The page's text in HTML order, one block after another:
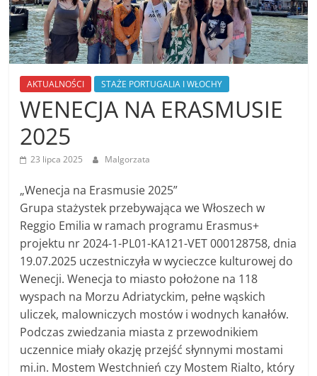
AKTUALNOŚCI STAŻE PORTUGALIA I WŁOCHY
WENECJA NA ERASMUSIE
2025
23 lipca 2025 Malgorzata
„Wenecja na Erasmusie 2025”
Grupa stażystek przebywająca we Włoszech w
Reggio Emilia w ramach programu Erasmus+
projektu nr 2024-1-PL01-KA121-VET 000128758, dnia
19.07.2025 uczestniczyła w wycieczce kulturowej do
Wenecji. Wenecja to miasto położone na 118
wyspach na Morzu Adriatyckim, pełne wąskich
uliczek, malowniczych mostów i wodnych kanałów.
Podczas zwiedzania miasta z przewodnikiem
uczennice miały okazję przejść słynnymi mostami
mi.in. Mostem Westchnień czy Mostem Rialto, który